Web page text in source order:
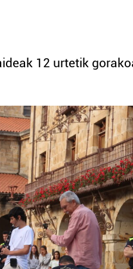
12 urtetik